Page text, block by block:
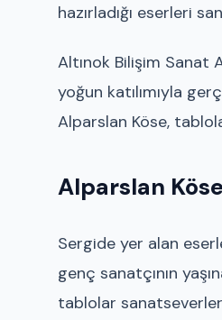
hazırladığı eserleri
Altınok Bilişim Sanat
yoğun katılımıyla
Alparslan Köse,
Alparslan
Sergide yer alan
genç sanatçının
tablolar sanatseverler